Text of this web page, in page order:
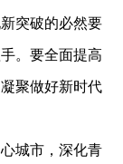
突破的必然要
。要全面提高
聚做好新时代
城市，深化青